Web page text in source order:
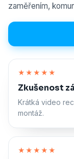
zaměřením,
★★★★★
Zkušenost
Krátká video
montáž.
★★★★★